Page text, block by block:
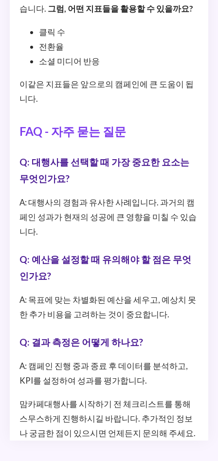
습니다. 그럼, 어떤 지표들을 활용할 수 있을까요?
클릭 수
전환율
소셜 미디어 반응
이같은 지표들은 앞으로의 캠페인에 큰 도움이 됩
니다.
FAQ - 자주 묻는 질문
Q: 대행사를 선택할 때 가장 중요한 요소는
무엇인가요?
A: 대행사의 경험과 유사한 사례입니다. 과거의 캠
페인 성과가 현재의 성공에 큰 영향을 미칠 수 있습
니다.
Q: 예산을 설정할 때 유의해야 할 점은 무엇
인가요?
A: 목표에 맞는 차별화된 예산을 세우고, 예상치 못
한 추가 비용을 고려하는 것이 중요합니다.
Q: 결과 측정은 어떻게 하나요?
A: 캠페인 진행 중과 종료 후 데이터를 분석하고,
KPI를 설정하여 성과를 평가합니다.
맘카페대행사를 시작하기 전 체크리스트를 통해
스무스하게 진행하시길 바랍니다. 추가적인 정보
나 궁금한 점이 있으시면 언제든지 문의해 주세요.